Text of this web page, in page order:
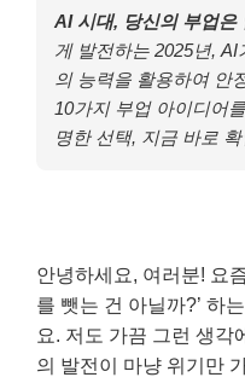
AI 시대, 당신의 부업은
게 발전하는 2025년,
의 능력을 활용하여 안
10가지 부업 아이디어
명한 선택, 지금 바로
안녕하세요, 여러분! 요
를 뺏는 건 아닐까?’ 하
요. 저도 가끔 그런 생각
의 발전이 마냥 위기만